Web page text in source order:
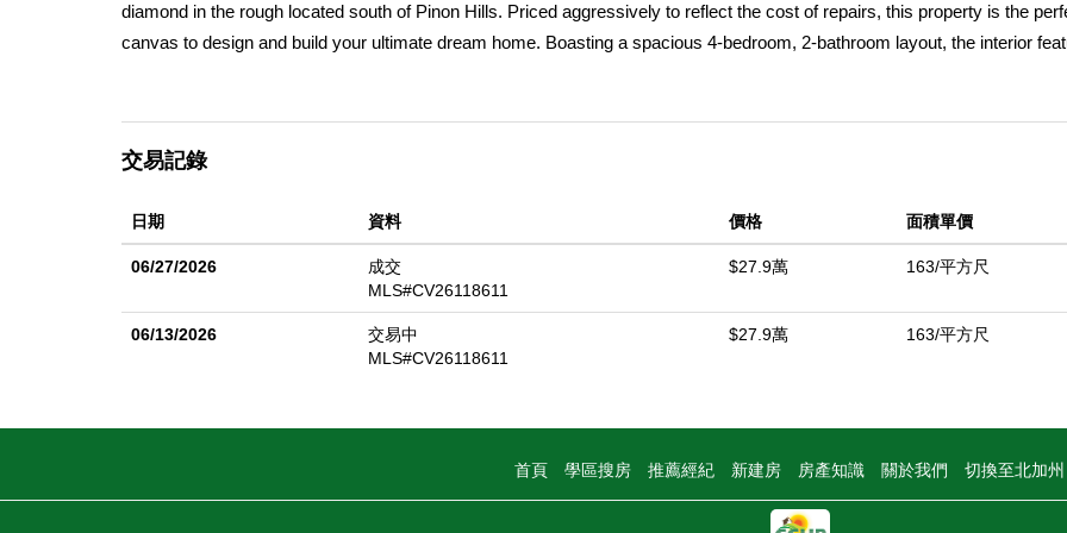
diamond in the rough located south of Pinon Hills. Priced aggressively to reflect the cost of repairs, this property is the
canvas to design and build your ultimate dream home. Boasting a spacious 4-bedroom, 2-bathroom layout, the interior
donâ€™t come around often in this area. Cash or rehab loans preferredâ€”schedule your showing today and unlock this
交易記錄
日期 資料 價格 面積單價
06/27/2026
成交
MLS#CV26118611
$27.9萬 163/平方尺
06/13/2026
交易中
MLS#CV26118611
$27.9萬 163/平方尺
首頁 學區搜房 推薦經紀 新建房 房產知識 關於我們 切換至北加州